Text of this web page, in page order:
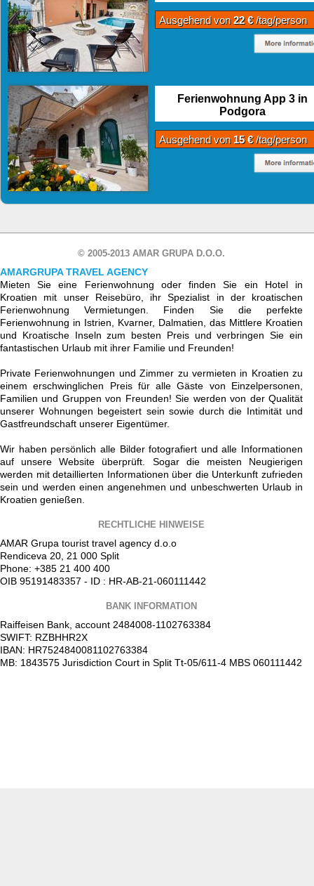
Ausgehend von22 €/tag/person
Ferienwohnung App 3 in
Podgora
Ausgehend von 15 €/tag/person
© 2005-2013 AMAR GRUPA D.O.O.
AMARGRUPA TRAVEL AGENCY
Mieten Sie eine Ferienwohnung oder finden Sie ein Hotel in
Kroatien mit unser Reisebüro, ihr Spezialist in der kroatischen
Ferienwohnung Vermietungen. Finden Sie die perfekte
Ferienwohnung in Istrien, Kvarner, Dalmatien, das Mittlere Kroatien
und Kroatische Inseln zum besten Preis und verbringen Sie ein
fantastischen Urlaub mit ihrer Familie und Freunden!
Private Ferienwohnungen und Zimmer zu vermieten in Kroatien zu
einem erschwinglichen Preis für alle Gäste von Einzelpersonen,
Familien und Gruppen von Freunden! Sie werden von der Qualität
unserer Wohnungen begeistert sein sowie durch die Intimität und
Gastfreundschaft unserer Eigentümer.
Wir haben persönlich alle Bilder fotografiert und alle Informationen
auf unsere Website überprüft. Sogar die meisten Neugierigen
werden mit detaillierten Informationen über die Unterkunft zufrieden
sein und werden einen angenehmen und unbeschwerten Urlaub in
Kroatien genießen.
RECHTLICHE HINWEISE
AMAR Grupa tourist travel agency d.o.o
Rendiceva 20, 21 000 Split
Phone: +385 21 400 400
OIB 95191483357 - ID : HR-AB-21-060111442
BANK INFORMATION
Raiffeisen Bank, account 2484008-1102763384
SWIFT: RZBHHR2X
IBAN: HR7524840081102763384
MB: 1843575 Jurisdiction Court in Split Tt-05/611-4 MBS 060111442